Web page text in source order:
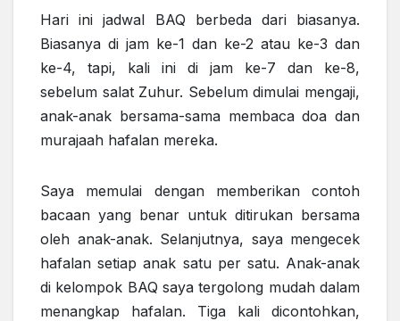
Hari ini jadwal BAQ berbeda dari biasanya.
Biasanya di jam ke-1 dan ke-2 atau ke-3 dan
ke-4, tapi, kali ini di jam ke-7 dan ke-8,
sebelum salat Zuhur. Sebelum dimulai mengaji,
anak-anak bersama-sama membaca doa dan
murajaah hafalan mereka.
Saya memulai dengan memberikan contoh
bacaan yang benar untuk ditirukan bersama
oleh anak-anak. Selanjutnya, saya mengecek
hafalan setiap anak satu per satu. Anak-anak
di kelompok BAQ saya tergolong mudah dalam
menangkap hafalan. Tiga kali dicontohkan,